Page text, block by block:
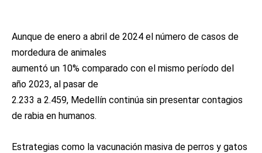
Aunque de enero a abril de 2024 el número de casos de
mordedura de animales
aumentó un 10% comparado con el mismo período del
año 2023, al pasar de
2.233 a 2.459, Medellín continúa sin presentar contagios
de rabia en humanos.
Estrategias como la vacunación masiva de perros y gatos